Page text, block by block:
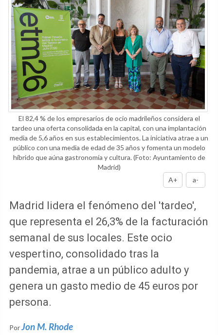
El 82,4 % de los empresarios de ocio madrileños considera el
tardeo una oferta consolidada en la capital, con una implantación
media de 5,6 años en sus establecimientos. La iniciativa atrae a un
público con una media de edad de 35 años y fomenta un modelo
híbrido que aúna gastronomía y cultura.(Foto: Ayuntamiento de
Madrid)
A+
a-
Madrid lidera el fenómeno del 'tardeo',
que representa el 26,3% de la facturación
semanal de sus locales. Este ocio
vespertino, consolidado tras la
pandemia, atrae a un público adulto y
genera un gasto medio de 45 euros por
persona.
PorJon M. Rhode